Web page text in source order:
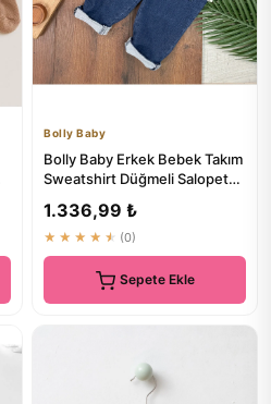
Bolly Baby
Bolly Baby Erkek Bebek Takım
Sweatshirt Düğmeli Salopet
1.336,99 ₺
★★★★★ (0)
Sepete Ekle